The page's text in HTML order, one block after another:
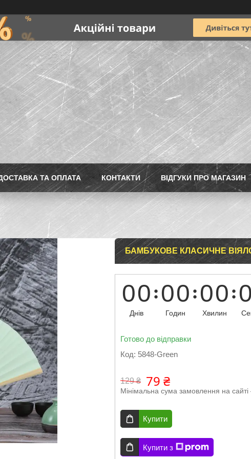
ТА ОПЛАТА КОНТАКТИ ВІДГУКИ ПРО МАГАЗИН
БАМБУКОВЕ КЛАСИЧНЕ ВІЯЛО
00
Днів
00
Годин
00
Хвилин
0
Готово до відправки
Код: 5848-Green
129 ₴ 79 ₴
Мінімальна сума замовлення на
Купити
Купити з